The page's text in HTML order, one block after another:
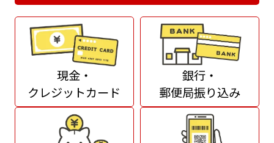
現金・
クレジットカード
銀行・
郵便局振り込み